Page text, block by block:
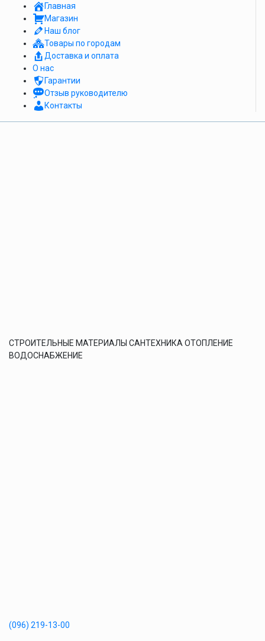
Главная
Магазин
Наш блог
Товары по городам
Доставка и оплата
О нас
Гарантии
Отзыв руководителю
Контакты
СТРОИТЕЛЬНЫЕ МАТЕРИАЛЫ САНТЕХНИКА ОТОПЛЕНИЕ
ВОДОСНАБЖЕНИЕ
(096) 219-13-00